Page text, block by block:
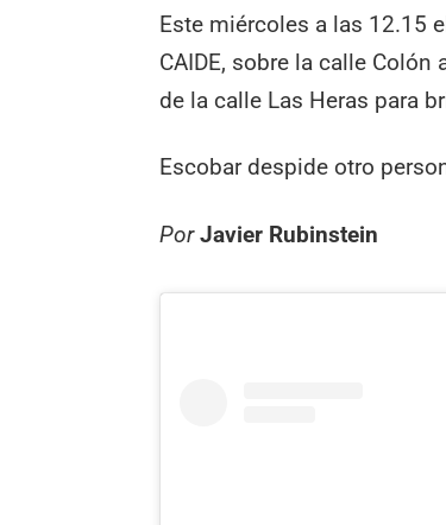
Este miércoles a las 12.15
CAIDE, sobre la calle
de la calle Las Heras para
Escobar despide otro
Por Javier Rubinstein